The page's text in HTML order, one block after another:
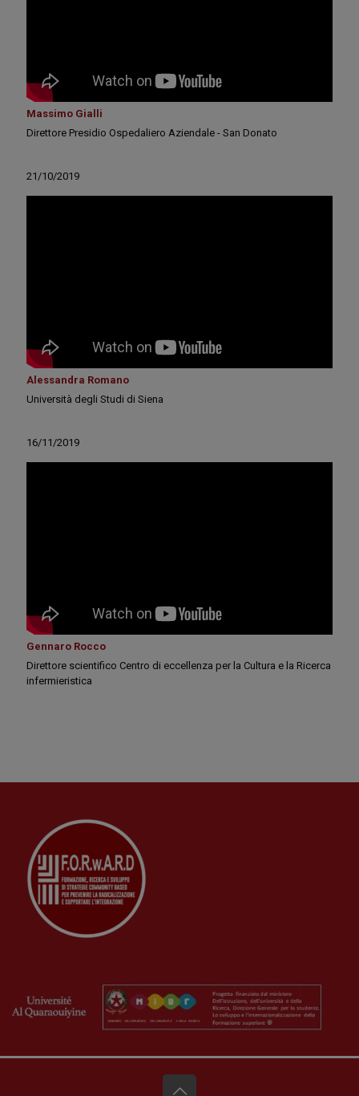
Massimo Gialli
Direttore Presidio Ospedaliero Aziendale - San Donato
21/10/2019
Alessandra Romano
Università degli Studi di Siena
16/11/2019
Gennaro Rocco
Direttore scientifico Centro di eccellenza per la Cultura e la Ricerca
infermieristica